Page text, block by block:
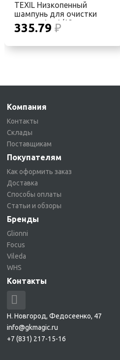
TEXIL Низкопенный
шампунь для очистки
ковров 1 л 1/12
335.79 ₽
Компания
Контакты
Склады
Поставщикам
Покупателям
Как оформить заказ
Доставка
Способы оплаты
Статьи и обзоры
Бренды
Glionni
Focus
Vileda
WHS
Контакты
Н. Новгород, Федосеенко, 47
info@gkmagic.ru
+7 (831) 217-15-16